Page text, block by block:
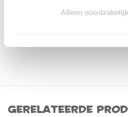
Alleen
Gerelateerde